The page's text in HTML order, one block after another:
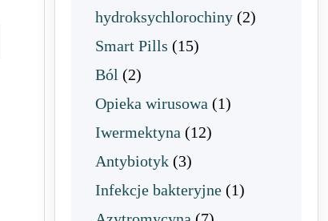
hydroksychlorochiny (2)
Smart Pills (15)
Ból (2)
Opieka wirusowa (1)
Iwermektyna (12)
Antybiotyk (3)
Infekcje bakteryjne (1)